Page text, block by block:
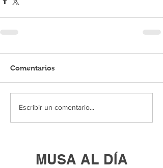
Comentarios
Escribir un comentario...
MUSA AL DÍA